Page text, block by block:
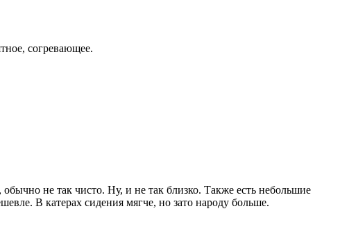
согревающее.
не так чисто. Ну, и не так близко. Также есть небольшие
В катерах сидения мягче, но зато народу больше.